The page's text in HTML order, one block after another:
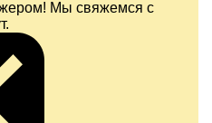
Мы свяжемся с